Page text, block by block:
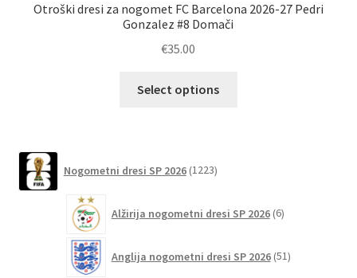
Otroški dresi za nogomet FC Barcelona 2026-27 Pedri
Gonzalez #8 Domači
€35.00
Select options
izberete
strani
Nogometni dresi SP 2026 1223izdelkov
Alžirija nogometni dresi SP 2026 6izdelkov
Anglija nogometni dresi SP 2026 51izdelkov